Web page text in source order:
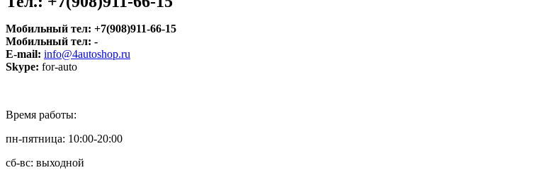
Мобильный тел: +7(908)911-66-15
Мобильный тел: -
E-mail: info@4autoshop.ru
Skype: for-auto
Время работы:
пн-пятница: 10:00-20:00
сб-вс: выходной